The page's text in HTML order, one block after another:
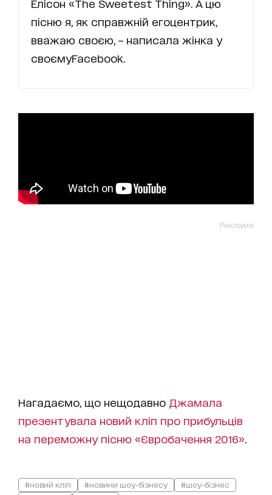
Елісон «The Sweetest Thing». А цю
пісню я, як справжній егоцентрик,
вважаю своєю, – написала жінка у
своємуFacebook.
Реклама
Нагадаємо, що нещодавно Джамала
презентувала новий кліп про прибульців
на переможну пісню «Євробачення 2016»
#новий кліп #новини шоу-бізнесу
#шоу-бізнес